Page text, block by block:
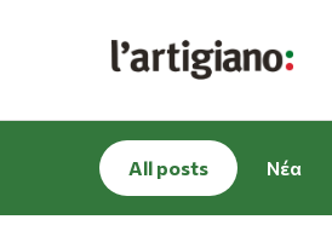
All posts Νέα